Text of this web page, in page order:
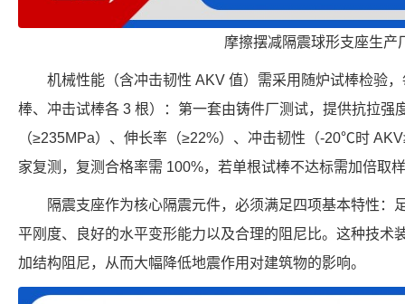
摩擦摆减隔震球形支座生产
机械性能（含冲击韧性 AKV 值）需采用随炉试棒检验
棒、冲击试棒各 3 根）：第一套由铸件厂测试，提供抗拉强
（≥235MPa）、伸长率（≥22%）、冲击韧性（-20℃时
家复测，复测合格率需 100%，若单根试棒不达标需加倍取
隔震支座作为核心隔震元件，必须满足四项基本特性：
平刚度、良好的水平变形能力以及合理的阻尼比。这种技术
加结构阻尼，从而大幅降低地震作用对建筑物的影响。